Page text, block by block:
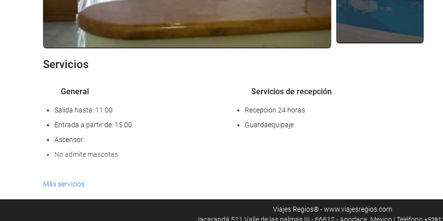
Servicios
General
Salida hasta: 11:00
Entrada a partir de: 15:00
Ascensor
No admite mascotas
Servicios de recepción
Recepción 24 horas
Guardaequipaje
Comida y bebida
Restaurante a la carta
Piscina
Más servicios
Viajes Regios® - www.viajesregios.com